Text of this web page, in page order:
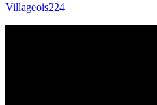
Villageois224